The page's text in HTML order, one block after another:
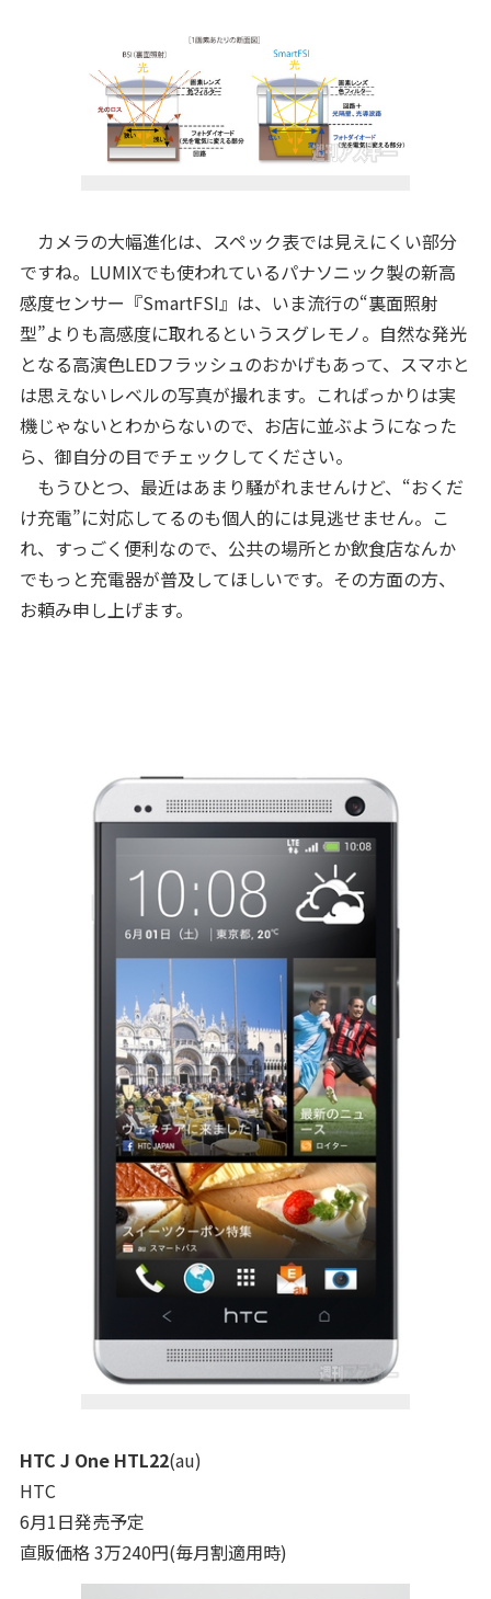
カメラの大幅進化は、スペック表では見えにくい部分
ですね。LUMIXでも使われているパナソニック製の新高
感度センサー『SmartFSI』は、いま流行の“裏面照射
型”よりも高感度に取れるというスグレモノ。自然な発光
となる高演色LEDフラッシュのおかげもあって、スマホと
は思えないレベルの写真が撮れます。こればっかりは実
機じゃないとわからないので、お店に並ぶようになった
ら、御自分の目でチェックしてください。
もうひとつ、最近はあまり騒がれませんけど、“おくだ
け充電”に対応してるのも個人的には見逃せません。こ
れ、すっごく便利なので、公共の場所とか飲食店なんか
でもっと充電器が普及してほしいです。その方面の方、
お頼み申し上げます。
HTC J One HTL22(au)
HTC
6月1日発売予定
直販価格 3万240円(毎月割適用時)